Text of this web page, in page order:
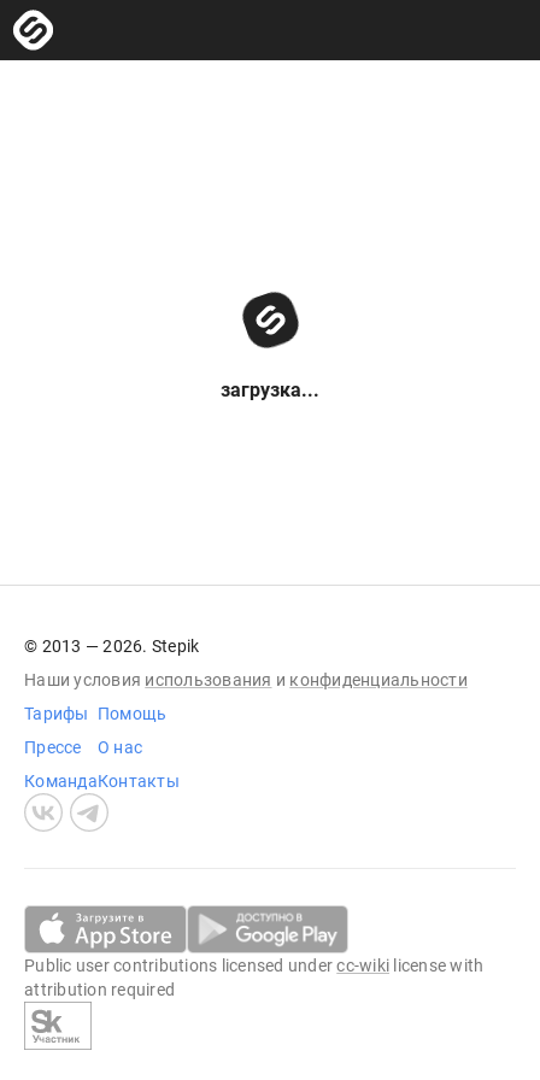
загрузка...
© 2013 — 2026. Stepik
Наши условия использования и конфиденциальности
Тарифы
Прессе
Команда
Помощь
О нас
Контакты
Public user contributions licensed undercc-wiki license with
attribution required